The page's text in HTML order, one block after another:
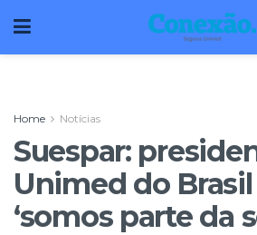
Home Notícias
Suespar:
Unimed do
‘somos parte da